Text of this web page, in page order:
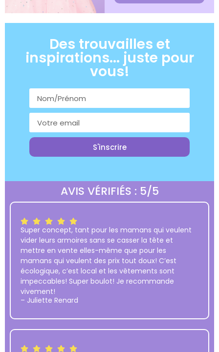
Des trouvailles et
inspirations... juste pour
vous!
S'inscrire
AVIS VÉRIFIÉS : 5/5
Super concept, tant pour les mamans qui veulent
vider leurs armoires sans se casser la tête et
mettre en vente elles-même que pour les
mamans qui veulent des prix tout doux! C’est
écologique, c’est local et les vêtements sont
impeccables! Super boulot! Je recommande
vivement!
– Juliette Renard